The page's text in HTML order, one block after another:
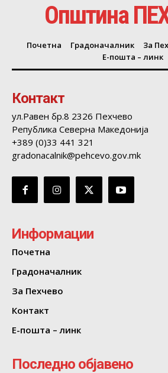
Општина
Почетна Градоначалник За
Е-пошта – линк
Контакт
ул.Равен бр.8 2326 Пехчево
Република Северна Македонија
+389 (0)33 441 321
gradonacalnik@pehcevo.gov.mk
Информации
Почетна
Градоначалник
За Пехчево
Контакт
Е-пошта – линк
Последно објавено